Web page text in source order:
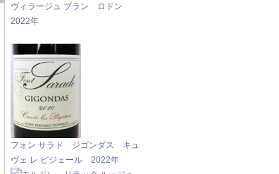
ヴィラージュ ブラン ロドン
2022年
フォン サラド ジゴンダス キュ
ヴェ レ ピジェール 2022年